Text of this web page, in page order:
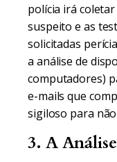
polícia irá
suspeito e as
solicitadas
a análise de
computadores)
e-mails que
sigiloso para
3. A